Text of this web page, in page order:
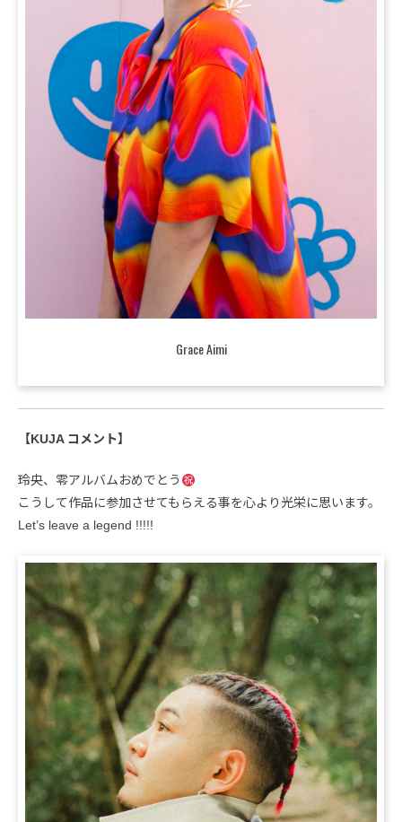
Grace Aimi
【KUJA コメント】
玲央、零アルバムおめでとう
こうして作品に参加させてもらえる事を心より光栄に思います。
Let’s leave a legend !!!!!